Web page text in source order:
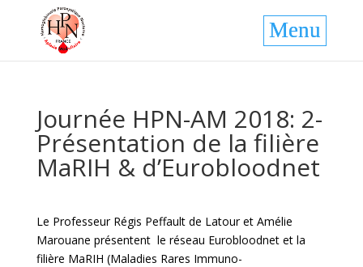
Journée HPN-AM 2018: 2-
Présentation de la filière
MaRIH & d’Eurobloodnet
Le Professeur Régis Peffault de Latour et Amélie
Marouane présentent le réseau Eurobloodnet et la
filière MaRIH (Maladies Rares Immuno-